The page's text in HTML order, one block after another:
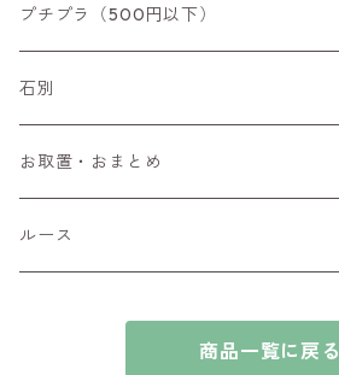
リング
ペンダントトップ
ブローチ
チャーム
プチプラ（500円以下）
石別
アイオライト
アウイナイト
お取置・おまとめ
ルース
商品一覧に戻る